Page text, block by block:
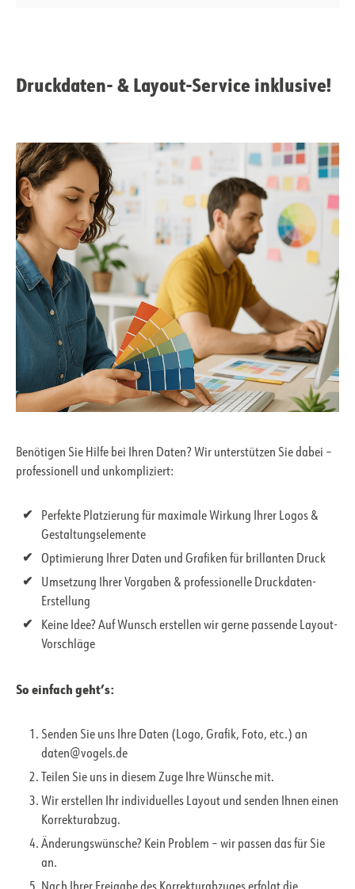
Druckdaten- & Layout-Service inklusive!
Benötigen Sie Hilfe bei Ihren Daten? Wir unterstützen Sie dabei –
professionell und unkompliziert:
Perfekte Platzierung für maximale Wirkung Ihrer Logos &
Gestaltungselemente
Optimierung Ihrer Daten und Grafiken für brillanten Druck
Umsetzung Ihrer Vorgaben & professionelle Druckdaten-
Erstellung
Keine Idee? Auf Wunsch erstellen wir gerne passende Layout-
Vorschläge
So einfach geht’s:
Senden Sie uns Ihre Daten (Logo, Grafik, Foto, etc.) an
daten@vogels.de
Teilen Sie uns in diesem Zuge Ihre Wünsche mit.
Wir erstellen Ihr individuelles Layout und senden Ihnen einen
Korrekturabzug.
Änderungswünsche? Kein Problem – wir passen das für Sie
an.